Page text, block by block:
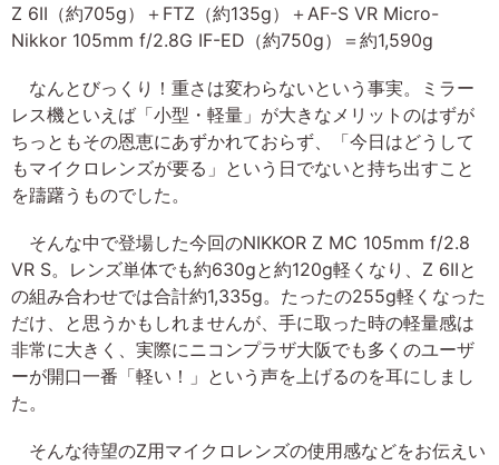
Z 6II（約705g）＋FTZ（約135g）＋AF-S VR Micro-
Nikkor 105mm f/2.8G IF-ED（約750g）＝約1,590g
なんとびっくり！重さは変わらないという事実。ミラー
レス機といえば「小型・軽量」が大きなメリットのはずが
ちっともその恩恵にあずかれておらず、「今日はどうして
もマイクロレンズが要る」という日でないと持ち出すこと
を躊躇うものでした。
そんな中で登場した今回のNIKKOR Z MC 105mm f/2.8
VR S。レンズ単体でも約630gと約120g軽くなり、Z 6IIと
の組み合わせでは合計約1,335g。たったの255g軽くなった
だけ、と思うかもしれませんが、手に取った時の軽量感は
非常に大きく、実際にニコンプラザ大阪でも多くのユーザ
ーが開口一番「軽い！」という声を上げるのを耳にしまし
た。
そんな待望のZ用マイクロレンズの使用感などをお伝えい